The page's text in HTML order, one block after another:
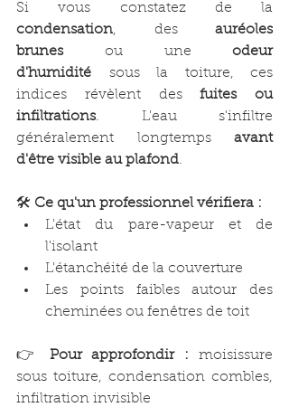
condensation, des auréoles
brunes ou une odeur
d'humidité sous la toiture, ces
indices révèlent des fuites ou
infiltrations. L'eau s'infiltre
généralement longtemps avant
d'être visible au plafond.
🛠️ Ce qu'un professionnel vérifiera :
L'état du pare-vapeur et de
l'isolant
L'étanchéité de la couverture
Les points faibles autour des
cheminées ou fenêtres de toit
👉 Pour approfondir : moisissure
sous toiture, condensation combles,
infiltration invisible